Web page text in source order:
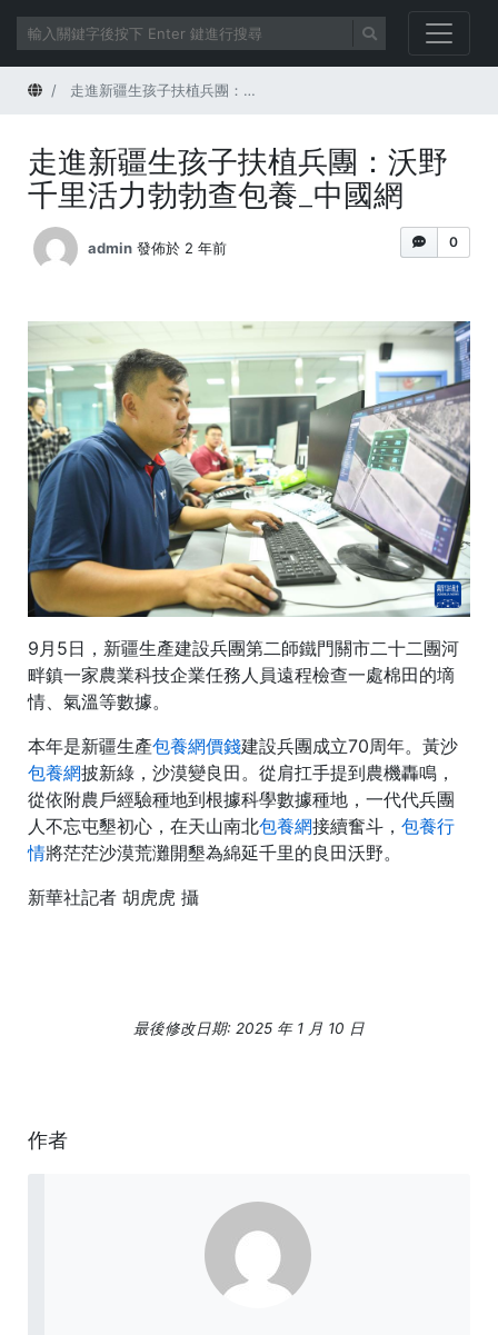
首頁 走進新疆生孩子扶植兵團：沃野千里活力勃勃查包養_中國網
走進新疆生孩子扶植兵團：沃野
千里活力勃勃查包養_中國網
0
admin 發佈於 2 年前
9月5日，新疆生產建設兵團第二師鐵門關市二十二團河
畔鎮一家農業科技企業任務人員遠程檢查一處棉田的墑
情、氣溫等數據。
本年是新疆生產包養網價錢建設兵團成立70周年。黃沙
包養網披新綠，沙漠變良田。從肩扛手提到農機轟鳴，
從依附農戶經驗種地到根據科學數據種地，一代代兵團
人不忘屯墾初心，在天山南北包養網接續奮斗， 包養行
情將茫茫沙漠荒灘開墾為綿延千里的良田沃野。
新華社記者 胡虎虎 攝
最後修改日期: 2025 年 1 月 10 日
作者